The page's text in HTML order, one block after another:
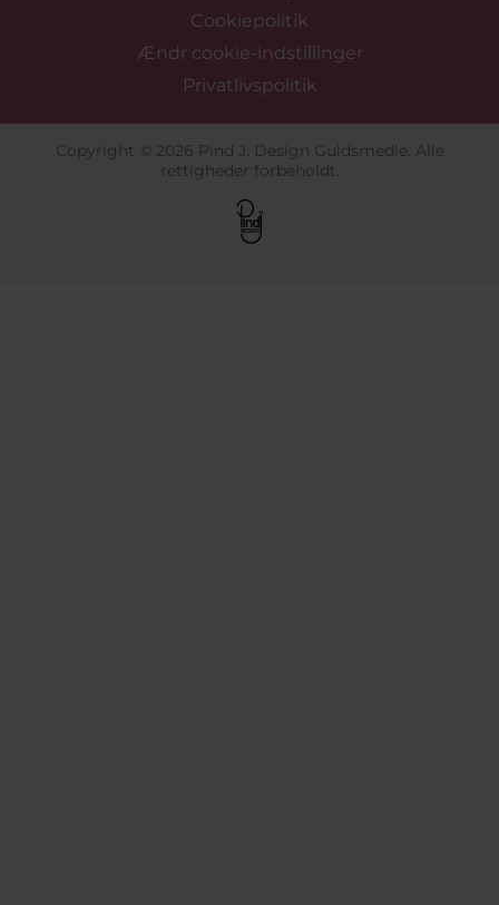
Cookiepolitik
Ændr cookie-indstillinger
Privatlivspolitik
Copyright © 2026 Pind J. Design Guldsmedie. Alle
rettigheder forbeholdt.